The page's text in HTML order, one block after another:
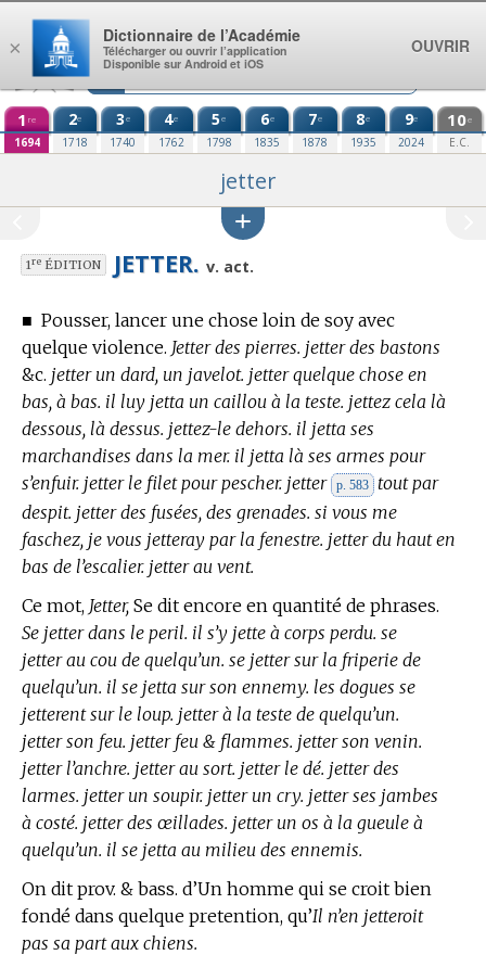
Aller au contenu
1 re
1694
2e
1718
3e
1740
4e
1762
5e
1798
6e
1835
7e
1878
8e
1935
9e
2024
10e
E.C.
jetter
1reÉDITION JETTER. v. act.
■ Pousser, lancer une chose loin de soy avec
quelque violence. Jetter des pierres. jetter des bastons
&c. jetter un dard, un javelot. jetter quelque chose en
bas, à bas. il luy jetta un caillou à la teste. jettez cela là
dessous, là dessus. jettez-le dehors. il jetta ses
marchandises dans la mer. il jetta là ses armes pour
s’enfuir. jetter le filet pour pescher. jetter p. 583
tout par
despit. jetter des fusées, des grenades. si vous me
faschez, je vous jetteray par la fenestre. jetter du haut en
bas de l’escalier. jetter au vent.
Ce mot, Jetter, Se dit encore en quantité de phrases.
Se jetter dans le peril. il s’y jette à corps perdu. se
jetter au cou de quelqu’un. se jetter sur la friperie de
quelqu’un. il se jetta sur son ennemy. les dogues se
jetterent sur le loup. jetter à la teste de quelqu’un.
jetter son feu. jetter feu & flammes. jetter son venin.
jetter l’anchre. jetter au sort. jetter le dé. jetter des
larmes. jetter un soupir. jetter un cry. jetter ses jambes
à costé. jetter des œillades. jetter un os à la gueule à
quelqu’un. il se jetta au milieu des ennemis.
On dit prov. & bass. d’Un homme qui se croit bien
fondé dans quelque pretention, qu’Il n’en jetteroit
pas sa part aux chiens.
×
Dictionnaire de l’Académie
Télécharger ou ouvrir l’application
Disponible sur Android et iOS
OUVRIR